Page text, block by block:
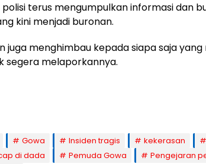
terus mengumpulkan informasi dan
kini menjadi buronan.
juga menghimbau kepada siapa saja
segera melaporkannya.
Gowa Insiden tragis kekerasan
di dada
Pemuda Gowa Pengejaran